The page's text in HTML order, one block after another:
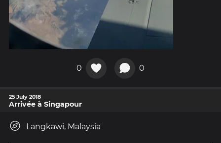
0 0
25 July 2018
Arrivée à Singapour
Langkawi, Malaysia